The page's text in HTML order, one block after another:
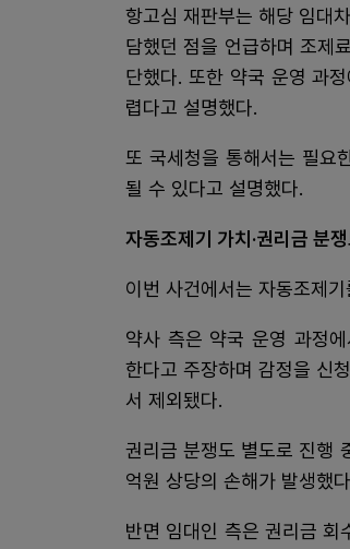
항고심 재판부는 해당 임대
담했던 점을 언급하며 조제
단했다. 또한 약국 운영 과
렵다고 설명했다.
또 국세청을 통해서는 필요
될 수 있다고 설명했다.
자동조제기 가치·권리금 분
이번 사건에서는 자동조제
약사 측은 약국 운영 과정
한다고 주장하며 감정을 신
서 제외됐다.
권리금 분쟁도 별도로 진행
억원 상당의 손해가 발생했
반면 임대인 측은 권리금 회